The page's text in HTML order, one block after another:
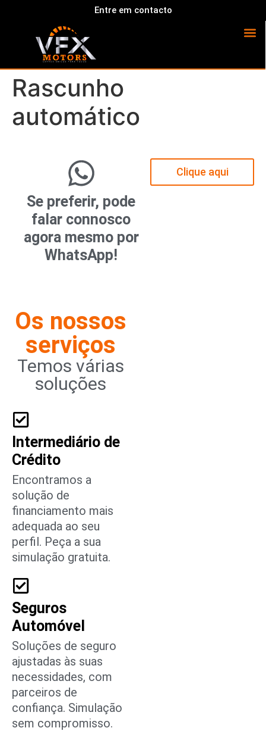
Entre em contacto
Rascunho
automático
Se preferir, pode
falar connosco
agora mesmo por
WhatsApp!
Clique aqui
Os nossos
serviços
Temos várias
soluções
Intermediário de
Crédito
Encontramos a
solução de
financiamento mais
adequada ao seu
perfil. Peça a sua
simulação gratuita.
Seguros
Automóvel
Soluções de seguro
ajustadas às suas
necessidades, com
parceiros de
confiança. Simulação
sem compromisso.